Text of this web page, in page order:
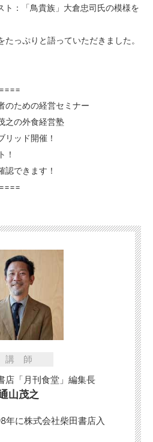
：「鳥貴族」大倉忠司氏の模様を
っぷりと語っていただきました。
ための経営セミナー
之の外食経営塾
リッド開催！
！
認できます！
講師
店「月刊食堂」編集長
山茂之
年に株式会社柴田書店入